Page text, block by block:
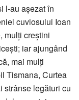
l-au așezat în
cuviosului Ioan
mulți creștini
iar ajungând
mai mulți
Tismana, Curtea
strânse legături cu